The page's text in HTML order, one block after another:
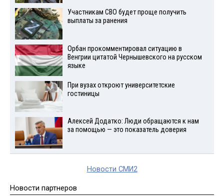
Участникам СВО будет проще получить
выплаты за ранения
Орбан прокомментировал ситуацию в
Венгрии цитатой Чернышевского на русском
языке
При вузах откроют университетские
гостиницы
Алексей Додатко: Люди обращаются к нам
за помощью — это показатель доверия
Новости СМИ2
Новости партнеров